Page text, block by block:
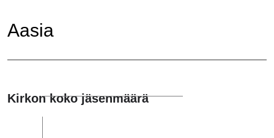
Aasia
Kirkon koko jäsenmäärä